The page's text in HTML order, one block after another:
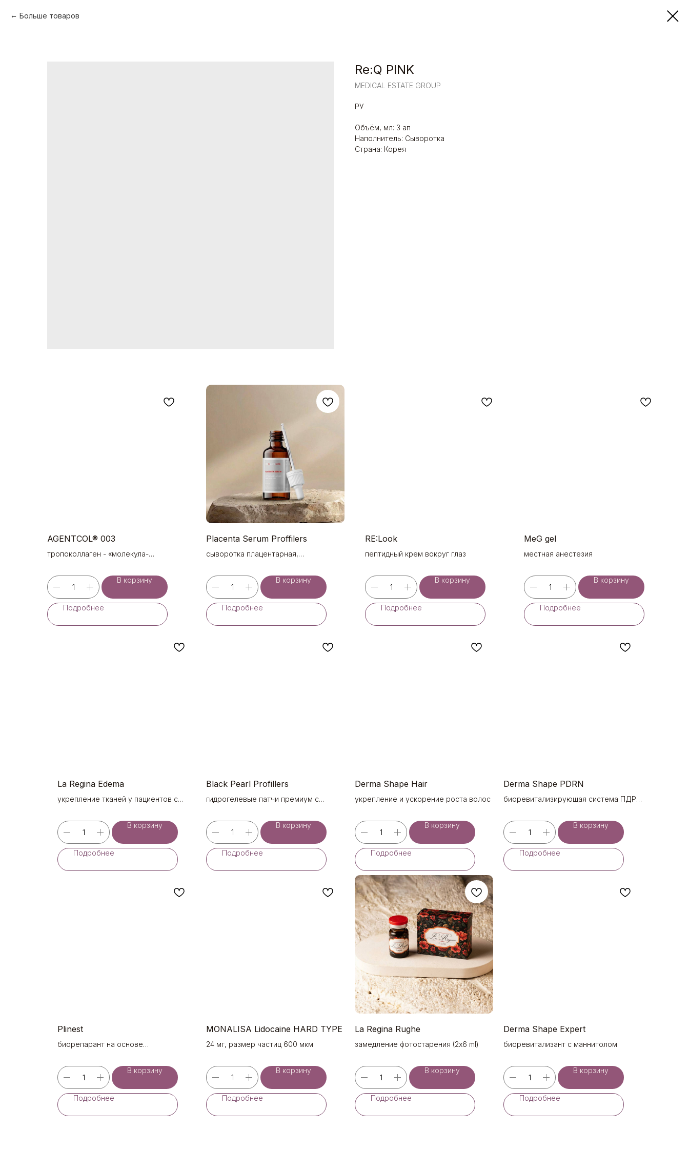
Больше товаров
Re:Q PINK
MEDICAL ESTATE GROUP
РУ
Объём, мл: 3 ап
Наполнитель: Сыворотка
Страна: Корея
AGENTCOL® 003
тропоколлаген - «молекула-
В корзину
Подробнее
Placenta Serum Proffilers
сыворотка плацентарная,
сыворотка
В корзину
Подробнее
RE:Look
пептидный крем вокруг глаз
В корзину
Подробнее
MeG gel
местная анестезия
В корзину
Подробнее
La Regina Edema
укрепление тканей у пациентов с
гликированным лицом и телом (2х6 ml)
В корзину
Подробнее
Black Pearl Profillers
гидрогелевые патчи премиум с
В корзину
Подробнее
Derma Shape Hair
укрепление и ускорение роста волос
В корзину
Подробнее
Derma Shape PDRN
биоревитализирующая система ПДРН
В корзину
Подробнее
Plinest
биорепарант на основе
В корзину
Подробнее
MONALISA Lidocaine HARD TYPE
24 мг, размер частиц 600 мкм
В корзину
Подробнее
La Regina Rughe
замедление фотостарения (2х6 ml)
В корзину
Подробнее
Derma Shape Expert
биоревитализант с маннитолом
В корзину
Подробнее